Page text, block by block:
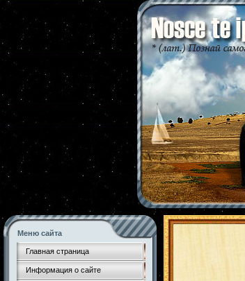
Меню сайта
Главная страница
Информация о сайте